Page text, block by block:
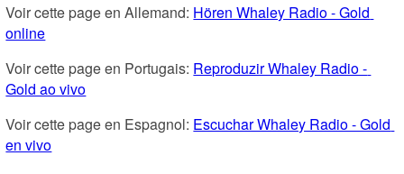
Voir cette page en Allemand: Hören Whaley Radio - Gold
online
Voir cette page en Portugais: Reproduzir Whaley Radio -
Gold ao vivo
Voir cette page en Espagnol: Escuchar Whaley Radio - Gold
en vivo